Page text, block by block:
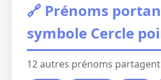
🔗 Prénoms
symbole Cercle
12 autres prénoms